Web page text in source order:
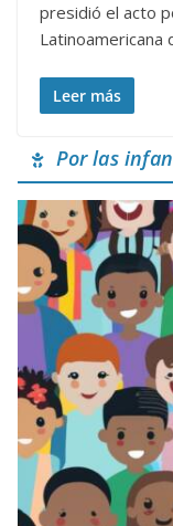
presidió el acto
Latinoamericana
Leer más
Por las